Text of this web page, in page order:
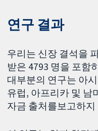
연구 결과
우리는 신장 결석을
받은 4793 명을 포함
대부분의 연구는 아
유럽, 아프리카 및 남
자금 출처를보고하지